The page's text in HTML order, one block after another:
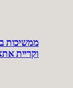
ממשיכות
וקריית